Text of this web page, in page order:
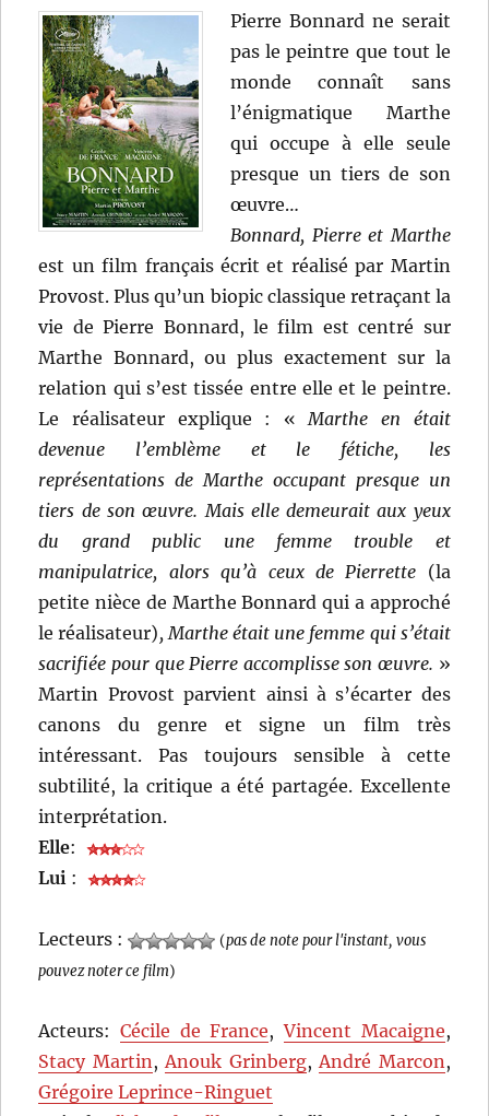
Pierre Bonnard ne serait
pas le peintre que tout le
monde connaît sans
l’énigmatique Marthe
qui occupe à elle seule
presque un tiers de son
œuvre…
Bonnard, Pierre et Marthe
est un film français écrit et réalisé par Martin
Provost. Plus qu’un biopic classique retraçant la
vie de Pierre Bonnard, le film est centré sur
Marthe Bonnard, ou plus exactement sur la
relation qui s’est tissée entre elle et le peintre.
Le réalisateur explique : «Marthe en était
devenue l’emblème et le fétiche, les
représentations de Marthe occupant presque un
tiers de son œuvre. Mais elle demeurait aux yeux
du grand public une femme trouble et
manipulatrice, alors qu’à ceux de Pierrette (la
petite nièce de Marthe Bonnard qui a approché
le réalisateur), Marthe était une femme qui s’était
sacrifiée pour que Pierre accomplisse son œuvre. »
Martin Provost parvient ainsi à s’écarter des
canons du genre et signe un film très
intéressant. Pas toujours sensible à cette
subtilité, la critique a été partagée. Excellente
interprétation.
Elle:
Lui :
Lecteurs : (pas de note pour l'instant, vous
pouvez noter ce film)
Acteurs: Cécile de France,Vincent Macaigne,
Stacy Martin,Anouk Grinberg,André Marcon,
Grégoire Leprince-Ringuet